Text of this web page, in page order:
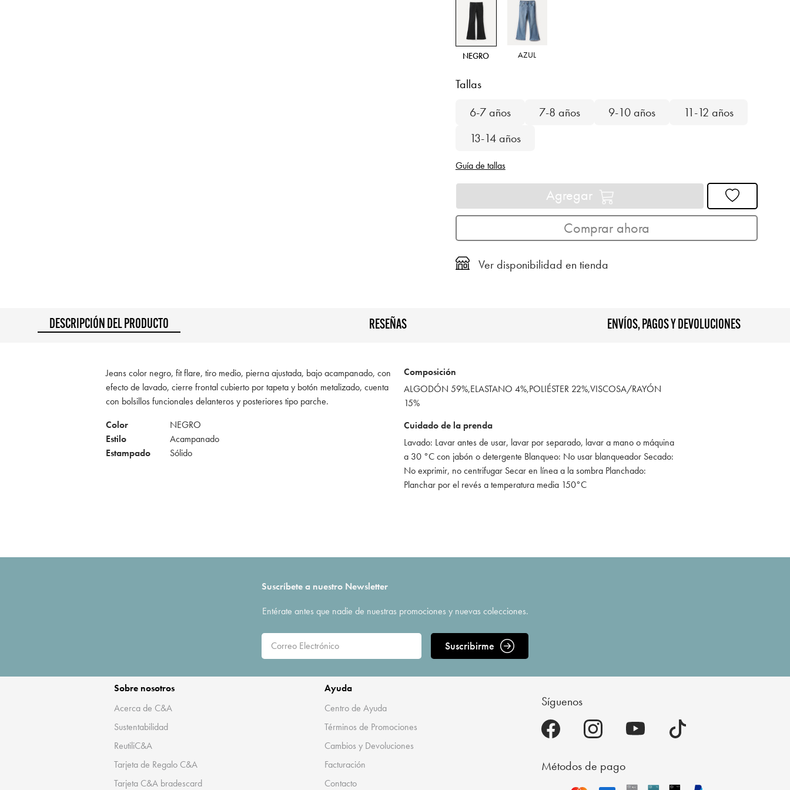
NEGRO AZUL
Tallas
6-7 años
7-8 años 9-10 años
11-12 años
13-14 años
Guía de tallas
Agregar
Comprar ahora
Ver disponibilidad en tienda
DESCRIPCIÓN DEL PRODUCTO RESEÑAS ENVÍOS, PAGOS Y DEVOLUCIONES
Jeans color negro, fit flare, tiro medio, pierna ajustada, bajo acampanado, con
efecto de lavado, cierre frontal cubierto por tapeta y botón metalizado, cuenta
con bolsillos funcionales delanteros y posteriores tipo parche.
Color
NEGRO
Estilo
Acampanado
Estampado
Sólido
Composición
ALGODÓN 59%,ELASTANO 4%,POLIÉSTER 22%,VISCOSA/RAYÓN
15%
Cuidado de la prenda
Lavado: Lavar antes de usar, lavar por separado, lavar a mano o máquina
a 30 °C con jabón o detergente Blanqueo: No usar blanqueador Secado:
No exprimir, no centrifugar Secar en línea a la sombra Planchado:
Planchar por el revés a temperatura media 150°C
Suscríbete a nuestro Newsletter
Entérate antes que nadie de nuestras promociones y nuevas colecciones.
Suscribirme
Sobre nosotros
Acerca de C&A
Sustentabilidad
ReutiliC&A
Tarjeta de Regalo C&A
Tarjeta C&A bradescard
Ayuda
Centro de Ayuda
Términos de Promociones
Cambios y Devoluciones
Facturación
Contacto
Síguenos
Métodos de pago